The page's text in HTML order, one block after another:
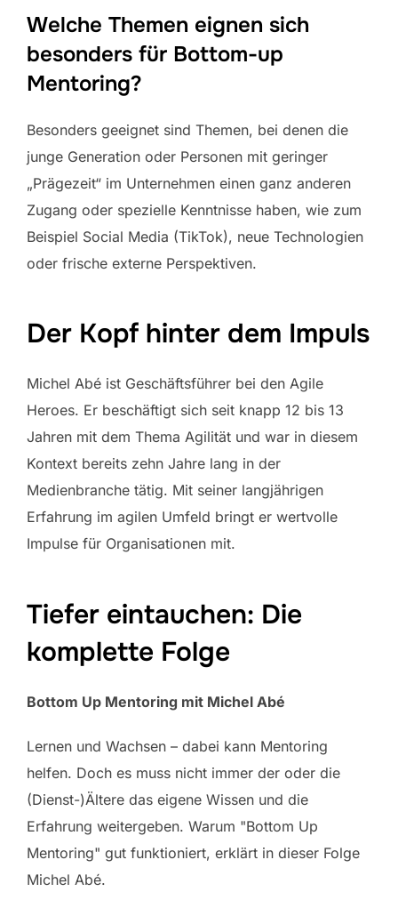
Welche Themen eignen sich
besonders für Bottom-up
Mentoring?
Besonders geeignet sind Themen, bei denen die
junge Generation oder Personen mit geringer
„Prägezeit“ im Unternehmen einen ganz anderen
Zugang oder spezielle Kenntnisse haben, wie zum
Beispiel Social Media (TikTok), neue Technologien
oder frische externe Perspektiven.
Der Kopf hinter dem Impuls
Michel Abé ist Geschäftsführer bei den Agile
Heroes. Er beschäftigt sich seit knapp 12 bis 13
Jahren mit dem Thema Agilität und war in diesem
Kontext bereits zehn Jahre lang in der
Medienbranche tätig. Mit seiner langjährigen
Erfahrung im agilen Umfeld bringt er wertvolle
Impulse für Organisationen mit.
Tiefer eintauchen: Die
komplette Folge
Bottom Up Mentoring mit Michel Abé
Lernen und Wachsen – dabei kann Mentoring
helfen. Doch es muss nicht immer der oder die
(Dienst-)Ältere das eigene Wissen und die
Erfahrung weitergeben. Warum "Bottom Up
Mentoring" gut funktioniert, erklärt in dieser Folge
Michel Abé.